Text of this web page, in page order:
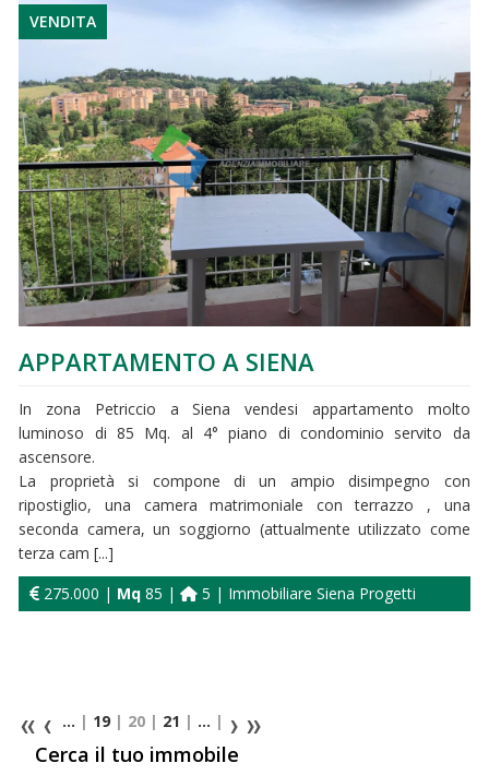
VENDITA
APPARTAMENTO A SIENA
In zona Petriccio a Siena vendesi appartamento molto
luminoso di 85 Mq. al 4° piano di condominio servito da
ascensore.
La proprietà si compone di un ampio disimpegno con
ripostiglio, una camera matrimoniale con terrazzo , una
seconda camera, un soggiorno (attualmente utilizzato come
terza cam [...]
275.000 | Mq 85 | 5 | Immobiliare Siena Progetti
... | 19 | 20 | 21 | ... |
Cerca il tuo immobile